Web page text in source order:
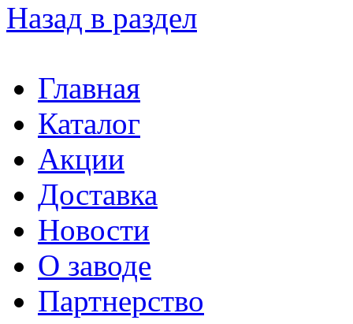
Назад в раздел
Главная
Каталог
Акции
Доставка
Новости
О заводе
Партнерство